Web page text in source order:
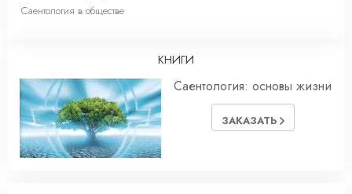
Саентология в обществе
КНИГИ
Саентология: основы жизни
ЗАКАЗАТЬ